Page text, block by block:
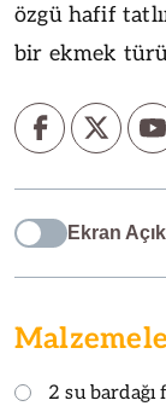
özgü hafif
bir ekmek
Ekran
2 su bardağı